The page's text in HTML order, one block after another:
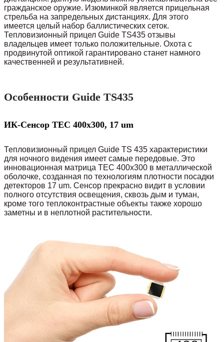
гражданское оружие. Изюминкой является прицельная
стрельба на запредельных дистанциях. Для этого
имеется целый набор баллистических сеток.
Тепловизионный прицел Guide TS435 отзывы
владельцев имеет только положительные. Охота с
продвинутой оптикой гарантировано станет намного
качественней и результативней.
Особенности Guide TS435
ИК-Сенсор TEC 400х300, 17 um
Тепловизионный прицел Guide TS 435 характеристики
для ночного видения имеет самые передовые. Это
инновационная матрица TEC 400х300 в металлической
оболочке, созданная по технологиям плотности посадки
детекторов 17 um. Сенсор прекрасно видит в условии
полного отсутствия освещения, сквозь дым и туман,
кроме того теплоконтрастные объекты также хорошо
заметны и в неплотной растительности.